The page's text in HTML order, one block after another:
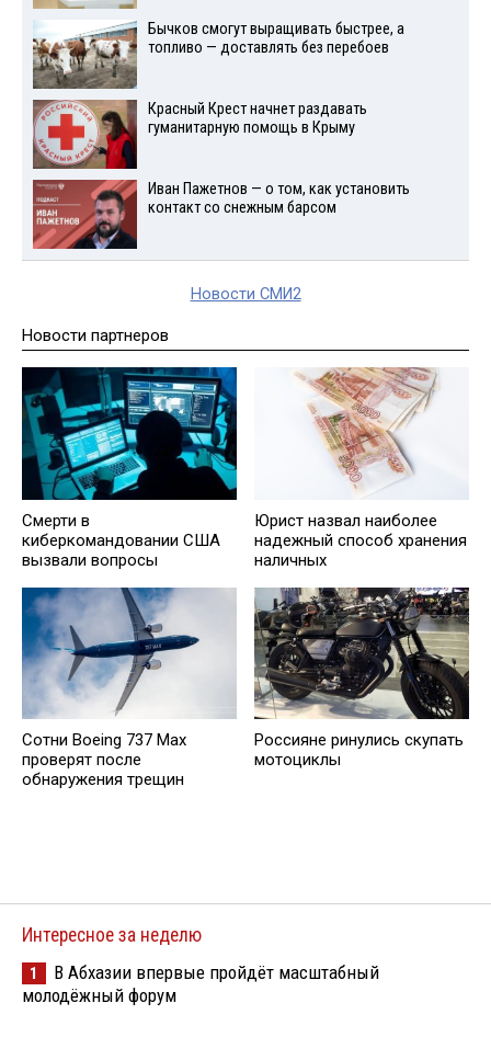
Бычков смогут выращивать быстрее, а
топливо — доставлять без перебоев
Красный Крест начнет раздавать
гуманитарную помощь в Крыму
Иван Пажетнов — о том, как установить
контакт со снежным барсом
Новости СМИ2
Новости партнеров
Смерти в
киберкомандовании США
вызвали вопросы
Юрист нaзвал наиболее
надежный способ хранения
наличных
Сотни Boeing 737 Max
проверят после
обнаружения трещин
Россияне ринулись скупать
мотоциклы
Интересное за неделю
1
В Абхазии впервые пройдёт масштабный
молодёжный форум